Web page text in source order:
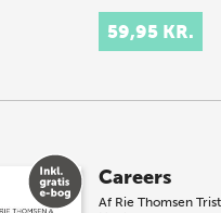
59,95 KR.
Careers
Af Rie Thomsen